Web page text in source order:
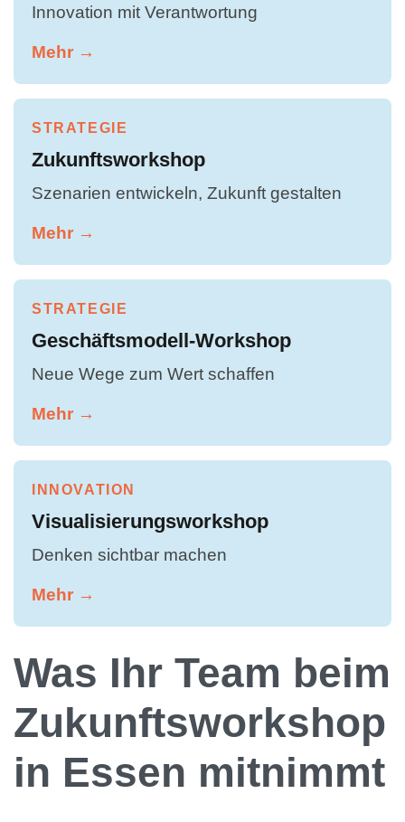
Innovation mit Verantwortung
Mehr →
STRATEGIE
Zukunftsworkshop
Szenarien entwickeln, Zukunft gestalten
Mehr →
STRATEGIE
Geschäftsmodell-Workshop
Neue Wege zum Wert schaffen
Mehr →
INNOVATION
Visualisierungsworkshop
Denken sichtbar machen
Mehr →
Was Ihr Team beim
Zukunftsworkshop
in Essen mitnimmt